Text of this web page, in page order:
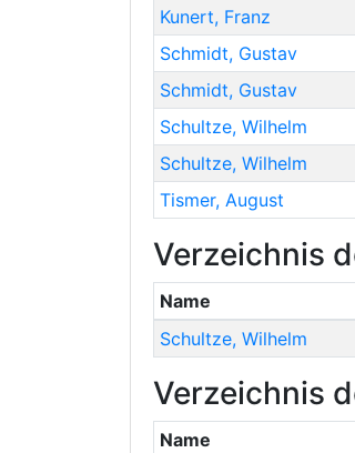
Kunert, Franz
Schmidt, Gustav
Schmidt, Gustav
Schultze, Wilhelm
Schultze, Wilhelm
Tismer, August
Verzeichnis
Name
Schultze, Wilhelm
Verzeichnis
Name